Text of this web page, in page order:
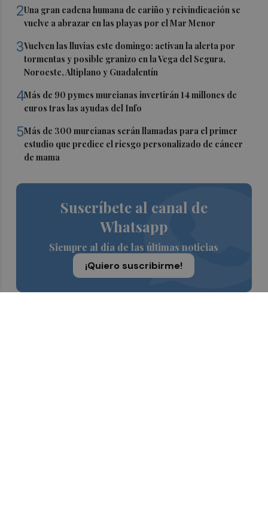
2Una gran cadena humana de cariño y reivindicación se
vuelve a abrazar en las playas por el Mar Menor
3Vuelven las lluvias este domingo: activan la alerta por
tormentas y posible granizo en la Vega del Segura,
Noroeste, Altiplano y Guadalentín
4Más de 90 pymes murcianas invertirán 14 millones de
euros tras las ayudas del Info
5Más de 300 murcianas serán llamadas para el primer
estudio que predice el riesgo personalizado de cáncer
de mama
Suscríbete al canal de
Whatsapp
Siempre al día de las últimas noticias
¡Quiero suscribirme!